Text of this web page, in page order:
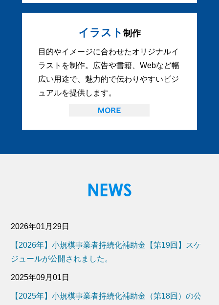
イラスト 制作
目的やイメージに合わせたオリジナルイ
ラストを制作。広告や書籍、Webなど幅
広い用途で、魅力的で伝わりやすいビジ
ュアルを提供します。
2026年01月29日
【2026年】小規模事業者持続化補助金【第19回】スケ
ジュールが公開されました。
2025年09月01日
【2025年】小規模事業者持続化補助金（第18回）の公